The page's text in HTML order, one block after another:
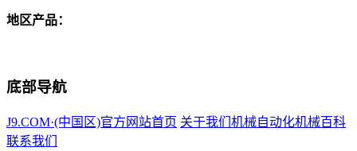
地区产品：
底部导航
J9.COM·(中国区)官方网站首页 关于我们 机械自动化机械百科
联系我们